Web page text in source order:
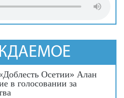
Осетии» Алан
в голосовании за